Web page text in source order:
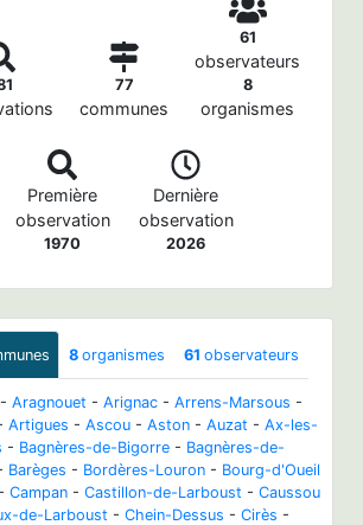
77
communes
61
observateurs
8
organismes
Première
observation
1970
Dernière
observation
2026
8 organismes 61 observateurs
- Aragnouet - Arignac - Arrens-Marsous -
Artigues - Ascou - Aston - Auzat - Ax-les-
- Bagnères-de-Bigorre - Bagnères-de-
Barèges - Bordères-Louron - Bourg-d'Oueil
- Campan - Castillon-de-Larboust - Caussou
de-Larboust - Chein-Dessus - Cirès -